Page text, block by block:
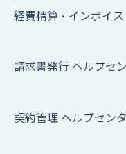
経費精算・インボイ
請求書発行 ヘルプセ
契約管理 ヘルプセン